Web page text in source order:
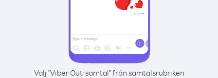
Välj "Viber Out-samtal" från samtalsrubriken